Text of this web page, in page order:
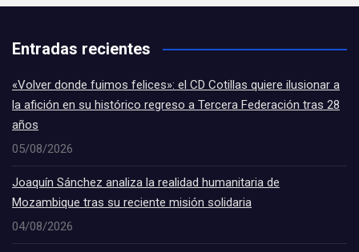
Entradas recientes
«Volver donde fuimos felices»: el CD Cotillas quiere ilusionar a
la afición en su histórico regreso a Tercera Federación tras 28
años
05/08/2026
Joaquín Sánchez analiza la realidad humanitaria de
Mozambique tras su reciente misión solidaria
04/08/2026